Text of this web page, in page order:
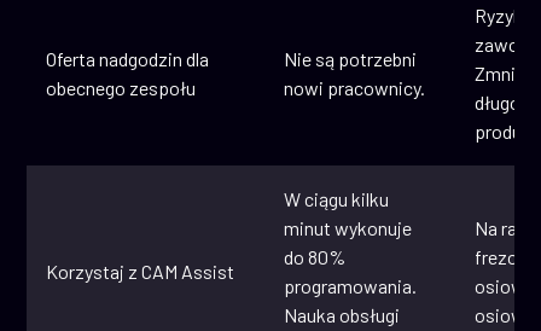
Oferta nadgodzin dla
obecnego zespołu
Nie są potrzebni
nowi pracownicy.
Ryzyko
Korzystaj z CAM Assist
W ciągu kilku
minut wykonuje
do 80%
programowania.
Nauka obsługi
Na
osiowe
osiowe.